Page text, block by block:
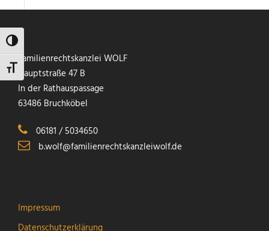
Umschalten auf hohe Kontraste
Schrift vergrößern
Familienrechtskanzlei WOLF
Hauptstraße 47 B
In der Rathauspassage
63486 Bruchköbel
06181 / 5034650
b.wolf@familienrechtskanzleiwolf.de
Impressum
Datenschutzerklärung